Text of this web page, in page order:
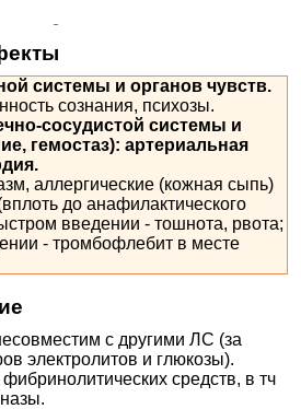
системы и органов чувств.
сознания, психозы.
сосудистой системы и
гемостаз): артериальная
аллергические (кожная сыпь)
до анафилактического
введении - тошнота, рвота;
- тромбофлебит в месте
с другими ЛС (за
электролитов и глюкозы).
средств, в тч